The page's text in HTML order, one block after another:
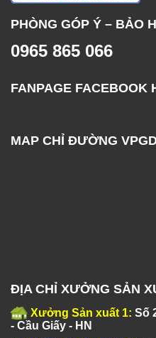
PHÒNG GÓP Ý – BẢO
0965 865 066
FANPAGE FACEBOOK
MAP CHỈ ĐƯỜNG
ĐỊA CHỈ XƯỞNG SẢN
Xưởng Sản xuất 1: Số
- Cầu Giấy - HN